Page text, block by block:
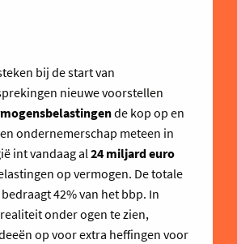
bij de start van
nieuwe voorstellen
de kop op en
ondernemerschap meteen in
int vandaag al24 miljard euro
op vermogen. De totale
42% van het bbp. In
onder ogen te zien,
op voor extra heffingen voor